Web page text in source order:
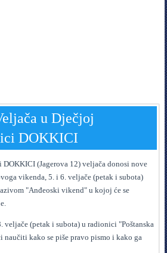
u Dječjoj
DOKKICI
(Jagerova 12) veljača donosi nove
vikenda, 5. i 6. veljače (petak i subota)
"Anđeoski vikend" u kojoj će se
veljače (petak i subota) u radionici "Poštanska
naučiti kako se piše pravo pismo i kako ga